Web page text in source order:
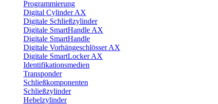
Programmierung
Digital Cylinder AX
Digitale Schließzylinder
Digitale SmartHandle AX
Digitale SmartHandle
Digitale Vorhängeschlösser AX
Digitale SmartLocker AX
Identifikationsmedien
Transponder
Schließkomponenten
Schließzylinder
Hebelzylinder